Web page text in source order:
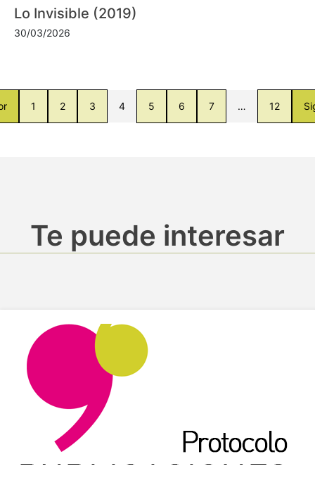
Lo Invisible (2019)
30/03/2026
1 2 3 4 5 6 7 … 12
Te puede interesar